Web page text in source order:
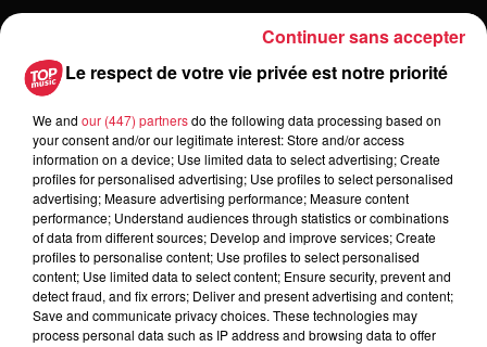
Toute l'actu
6 août 2026
À Hoerdt, de l’eau brune sort des
robinets
Le respect de votre vie privée est notre priorité
We and our (447) partnersdo the following data processing based on
your consent and/or our legitimate interest: Store and/or access
information on a device; Use limited data to select advertising; Create
profiles for personalised advertising; Use profiles to select personalised
advertising; Measure advertising performance; Measure content
performance; Understand audiences through statistics or combinations
of data from different sources; Develop and improve services; Create
profiles to personalise content; Use profiles to select personalised
content; Use limited data to select content; Ensure security, prevent and
detect fraud, and fix errors; Deliver and present advertising and content;
Save and communicate privacy choices. These technologies may
process personal data such as IP address and browsing data to offer
Continuer sans accepter